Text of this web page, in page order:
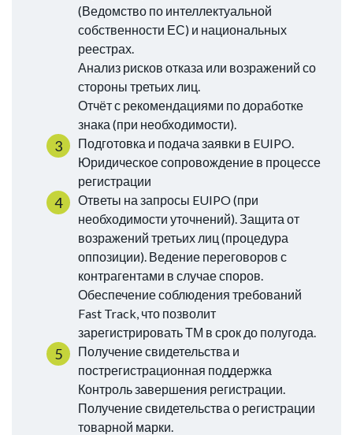
(Ведомство по интеллектуальной
собственности ЕС) и национальных
реестрах.
Анализ рисков отказа или возражений со
стороны третьих лиц.
Отчёт с рекомендациями по доработке
знака (при необходимости).
Подготовка и подача заявки в EUIPO.
Юридическое сопровождение в процессе
регистрации
Ответы на запросы EUIPO (при
необходимости уточнений). Защита от
возражений третьих лиц (процедура
оппозиции). Ведение переговоров с
контрагентами в случае споров.
Обеспечение соблюдения требований
Fast Track, что позволит
зарегистрировать ТМ в срок до полугода.
Получение свидетельства и
пострегистрационная поддержка
Контроль завершения регистрации.
Получение свидетельства о регистрации
товарной марки.